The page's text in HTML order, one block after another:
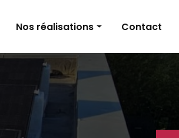
Nos réalisations
Panneaux photovoltaïques
Électricité
Charpente et couverture
Contact